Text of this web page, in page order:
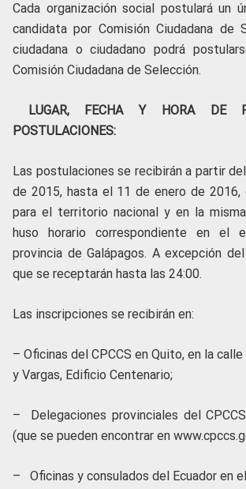
Cada organización social postulará un
candidata por Comisión Ciudadana de
ciudadana o ciudadano podrá
Comisión Ciudadana de Selección.
LUGAR, FECHA Y HORA DE
POSTULACIONES:
Las postulaciones se recibirán a partir
de 2015, hasta el 11 de enero de 2016,
para el territorio nacional y en la
huso horario correspondiente en el
provincia de Galápagos. A excepción
que se receptarán hasta las 24:00.
Las inscripciones se recibirán en:
– Oficinas del CPCCS en Quito, en la
y Vargas, Edificio Centenario;
– Delegaciones provinciales del
(que se pueden encontrar en
– Oficinas y consulados del Ecuador en